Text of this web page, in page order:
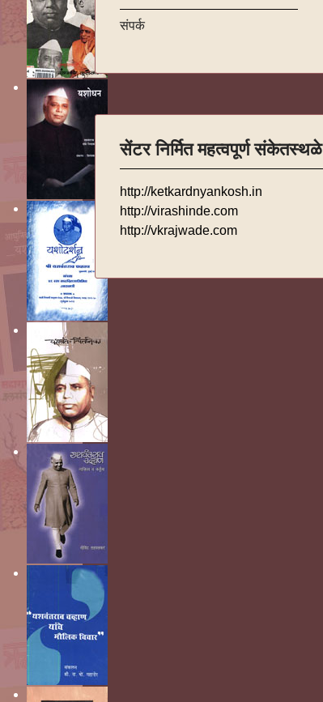
संपर्क
सेंटर निर्मित महत्वपूर्ण संकेतस्थळे
http://ketkardnyankosh.in
http://virashinde.com
http://vkrajwade.com